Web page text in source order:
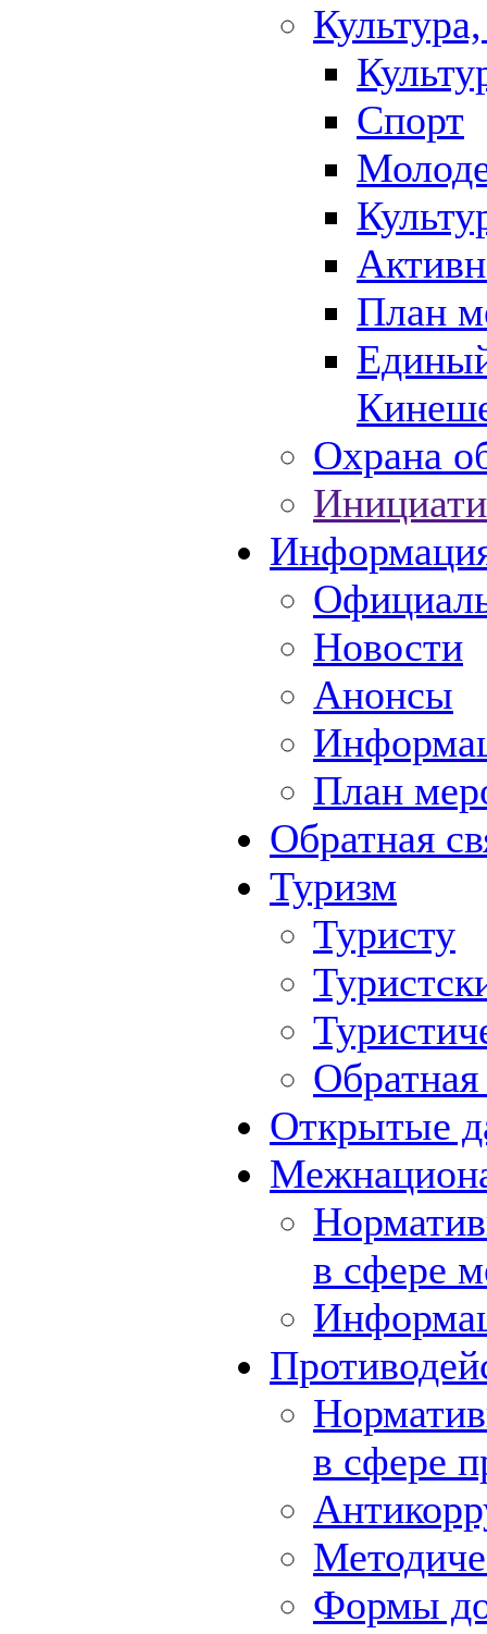
Спорт
План
Охрана
Новости
Анонсы
План
Обратная
Туризм
Туристу
Обратная
Открытые
в сфере
в сфере
Формы